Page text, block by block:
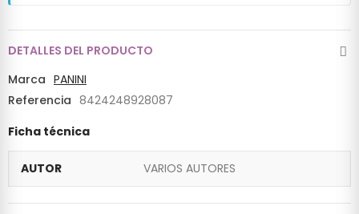
DETALLES DEL PRODUCTO
Marca PANINI
Referencia 8424248928087
Ficha técnica
AUTOR VARIOS AUTORES